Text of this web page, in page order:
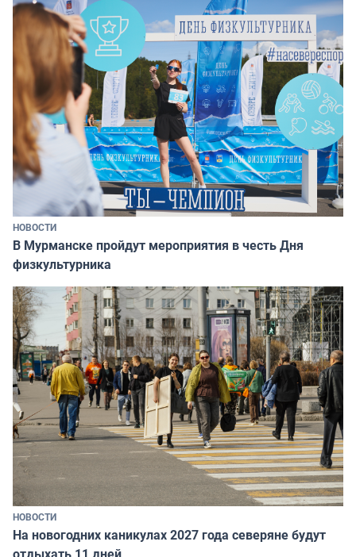
НОВОСТИ
В Мурманске пройдут мероприятия в честь Дня
физкультурника
НОВОСТИ
На новогодних каникулах 2027 года северяне будут